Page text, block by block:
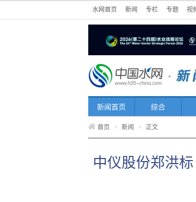
水网首页 新闻 专栏 专题 视
新闻首页 综合
首页 > 新闻 > 正文
中仪股份郑洪